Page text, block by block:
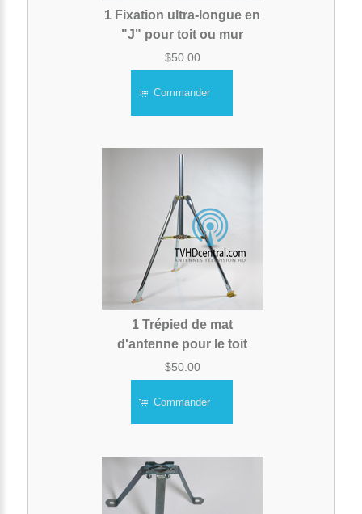
1 Fixation ultra-longue en
"J" pour toit ou mur
$50.00
Commander
1 Trépied de mat
d'antenne pour le toit
$50.00
Commander